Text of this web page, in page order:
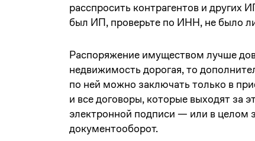
расспросить контрагентов и
был ИП, проверьте по ИНН, не было
Распоряжение имуществом лучше
недвижимость дорогая, то
по ней можно заключать только в
и все договоры, которые выходят за
электронной подписи — или в целом
документооборот.